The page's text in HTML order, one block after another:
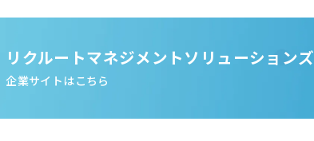
リクルートマネジメントソリューションズ
企業サイトはこちら